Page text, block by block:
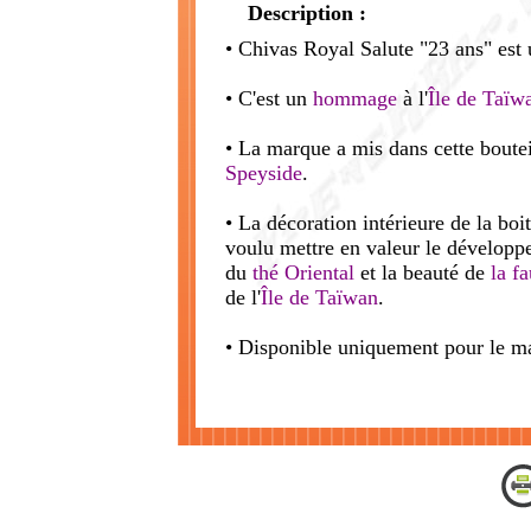
Description :
• Chivas Royal Salute "23 ans"
• C'est un hommage à l'Île de
• La marque a mis dans cette
Speyside.
• La décoration intérieure de la
voulu mettre en valeur le
du thé Oriental et la beauté de la
de l'Île de Taïwan.
• Disponible uniquement pour le